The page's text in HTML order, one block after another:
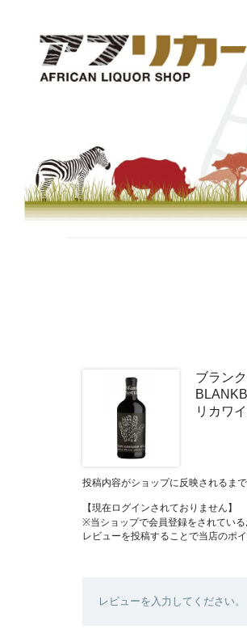
ブラン
リカワ
投稿内容がショップに反映されるま
【現在ログインされておりません】
※当ショップで会員登録をされている
レビューを投稿することで当店のポ
レビューを入力してください。